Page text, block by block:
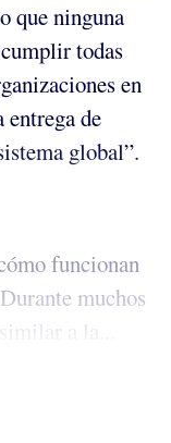
que ninguna
todas
en
de
global”.
funcionan
muchos
a la...